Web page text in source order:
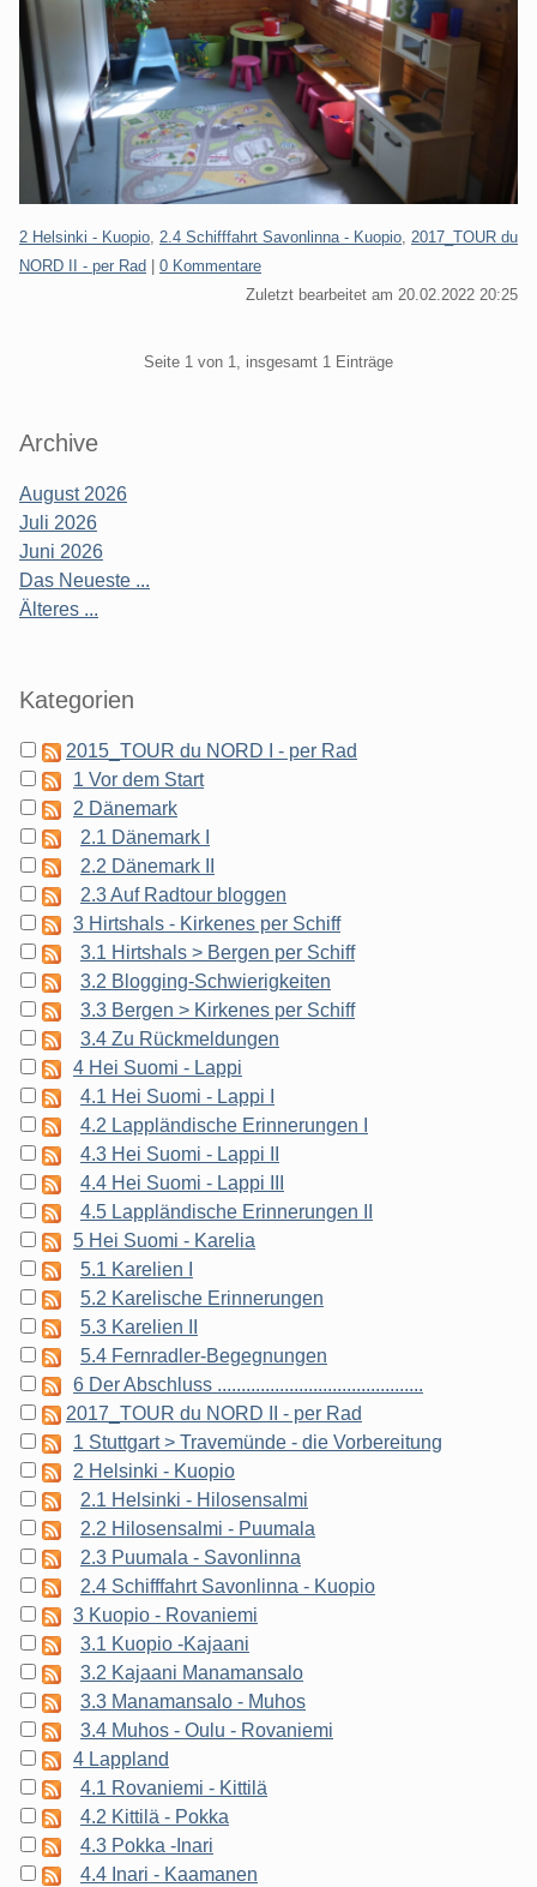
Kategorien:
2 Helsinki - Kuopio 2.4 Schifffahrt Savonlinna - Kuopio 2017_TOUR du
NORD II - per Rad
0 Kommentare
Zuletzt bearbeitet am 20.02.2022 20:25
Seite 1 von 1, insgesamt 1 Einträge
Seitenleiste
Archive
August 2026
Juli 2026
Juni 2026
Das Neueste ...
Älteres ...
Kategorien
2015_TOUR du NORD I - per Rad
1 Vor dem Start
2 Dänemark
2.1 Dänemark I
2.2 Dänemark II
2.3 Auf Radtour bloggen
3 Hirtshals - Kirkenes per Schiff
3.1 Hirtshals > Bergen per Schiff
3.2 Blogging-Schwierigkeiten
3.3 Bergen > Kirkenes per Schiff
3.4 Zu Rückmeldungen
4 Hei Suomi - Lappi
4.1 Hei Suomi - Lappi I
4.2 Lappländische Erinnerungen I
4.3 Hei Suomi - Lappi II
4.4 Hei Suomi - Lappi III
4.5 Lappländische Erinnerungen II
5 Hei Suomi - Karelia
5.1 Karelien I
5.2 Karelische Erinnerungen
5.3 Karelien II
5.4 Fernradler-Begegnungen
6 Der Abschluss ...........................................
2017_TOUR du NORD II - per Rad
1 Stuttgart > Travemünde - die Vorbereitung
2 Helsinki - Kuopio
2.1 Helsinki - Hilosensalmi
2.2 Hilosensalmi - Puumala
2.3 Puumala - Savonlinna
2.4 Schifffahrt Savonlinna - Kuopio
3 Kuopio - Rovaniemi
3.1 Kuopio -Kajaani
3.2 Kajaani Manamansalo
3.3 Manamansalo - Muhos
3.4 Muhos - Oulu - Rovaniemi
4 Lappland
4.1 Rovaniemi - Kittilä
4.2 Kittilä - Pokka
4.3 Pokka -Inari
4.4 Inari - Kaamanen